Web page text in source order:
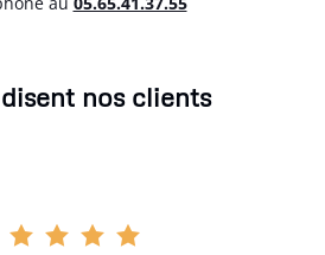
nos clients